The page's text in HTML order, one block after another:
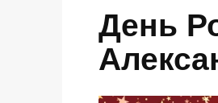
День